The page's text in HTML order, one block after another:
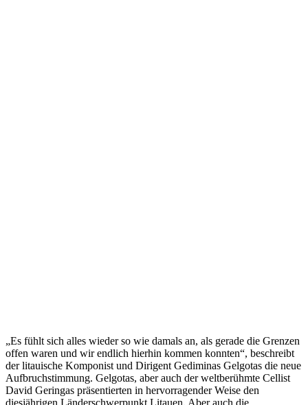
„Es fühlt sich alles wieder so wie damals an, als gerade die Grenzen
offen waren und wir endlich hierhin kommen konnten“, beschreibt
der litauische Komponist und Dirigent Gediminas Gelgotas die neue
Aufbruchstimmung. Gelgotas, aber auch der weltberühmte Cellist
David Geringas präsentierten in hervorragender Weise den
diesjährigen Länderschwerpunkt Litauen. Aber auch die